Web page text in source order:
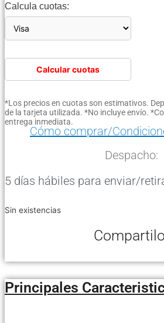
Calcula cuotas:
Calcular cuotas
*Los precios en cuotas son estimativos.
de la tarjeta utilizada. *No incluye envío.
entrega inmediata.
Cómo comprar/
Despacho:
5 días hábiles para enviar/
Sin existencias
Principales